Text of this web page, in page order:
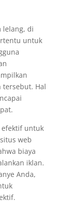
lelang, di
untuk
tersebut. Hal
efektif untuk
web
biaya
iklan.
Anda,